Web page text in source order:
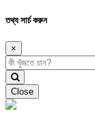
তথ্য সার্চ করুন
×
Close